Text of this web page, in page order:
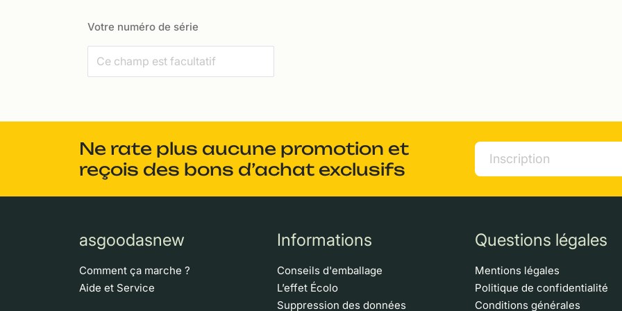
Votre numéro de série
Ne rate plus aucune promotion et
reçois des bons d’achat exclusifs
asgoodasnew
Comment ça marche ?
Aide et Service
Informations
Conseils d'emballage
L’effet Écolo
Suppression des données
Questions légales
Mentions légales
Politique de confidentialité
Conditions générales